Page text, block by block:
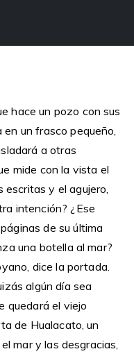
hace un pozo con sus
un frasco pequeño,
a otras
mide con la vista el
y el agujero,
intención? ¿Ese
de su última
una botella al mar?
dice la portada.
algún día sea
quedará el viejo
de Hualacato, un
mar y las desgracias,